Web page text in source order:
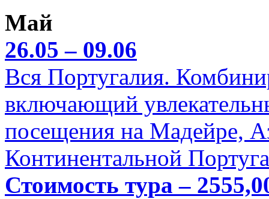
Май
26.05 – 09.06
Вся Португалия.
включающий
посещения на Мадейре,
Континентальной
Стоимость тура –